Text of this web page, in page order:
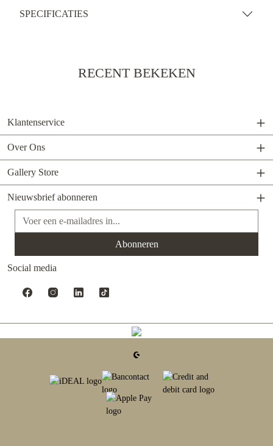
SPECIFICATIES
RECENT BEKEKEN
Klantenservice
Over Ons
Gallery Store
Nieuwsbrief abonneren
E-mailadres*
Abonneren
Social media